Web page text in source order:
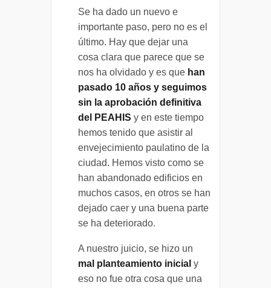
Se ha dado un nuevo e
importante paso, pero no es el
último. Hay que dejar una
cosa clara que parece que se
nos ha olvidado y es que han
pasado 10 años y seguimos
sin la aprobación definitiva
del PEAHIS y en este tiempo
hemos tenido que asistir al
envejecimiento paulatino de la
ciudad. Hemos visto como se
han abandonado edificios en
muchos casos, en otros se han
dejado caer y una buena parte
se ha deteriorado.
A nuestro juicio, se hizo un
mal planteamiento inicial y
eso no fue otra cosa que una